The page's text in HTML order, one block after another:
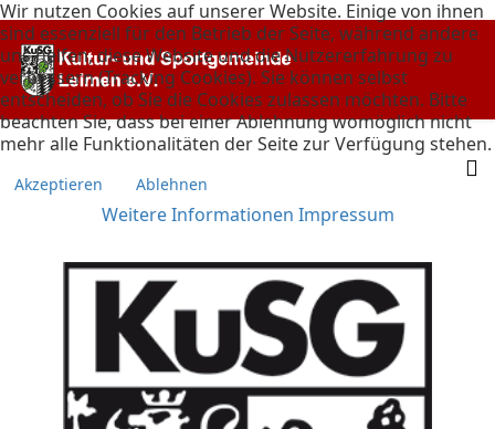
Wir nutzen Cookies auf unserer Website. Einige von ihnen
sind essenziell für den Betrieb der Seite, während andere
uns helfen, diese Website und die Nutzererfahrung zu
verbessern (Tracking Cookies). Sie können selbst
entscheiden, ob Sie die Cookies zulassen möchten. Bitte
beachten Sie, dass bei einer Ablehnung womöglich nicht
mehr alle Funktionalitäten der Seite zur Verfügung stehen.
Akzeptieren Ablehnen
Weitere Informationen Impressum